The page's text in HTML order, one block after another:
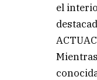
el